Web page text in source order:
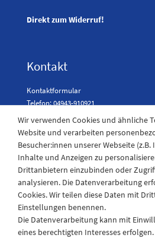
Direkt zum Widerruf!
Kontakt
Kontaktformular
Telefon: 04943-910921
Laden Öffnungszeiten
Montag - Freitag
08:30 - 12:30 und 13.00 - 17.30 Uhr
Samstags
08:30 bis 12:30 Uhr
Wir verwenden Cookies und ähnliche
Website und verarbeiten
Besucher:innen unserer Webseite (z.B.
Inhalte und Anzeigen zu
Drittanbietern einzubinden oder
analysieren. Die Datenverarbeitung
Cookies. Wir teilen diese Daten mit
Einstellungen benennen.
Die Datenverarbeitung kann mit
eines berechtigten Interesses